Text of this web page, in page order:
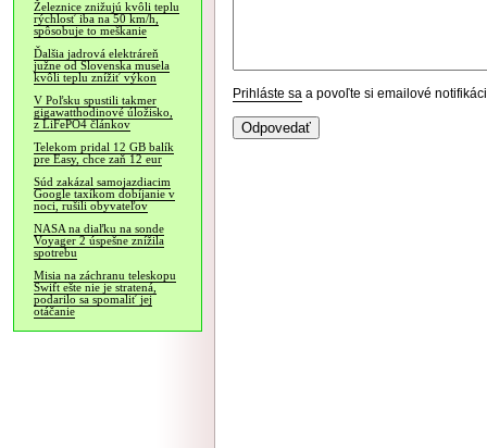
Železnice znižujú kvôli teplu
rýchlosť iba na 50 km/h,
spôsobuje to meškanie
Ďalšia jadrová elektráreň
južne od Slovenska musela
kvôli teplu znížiť výkon
V Poľsku spustili takmer
gigawatthodinové úložisko,
z LiFePO4 článkov
Telekom pridal 12 GB balík
pre Easy, chce zaň 12 eur
Súd zakázal samojazdiacim
Google taxíkom dobíjanie v
noci, rušili obyvateľov
NASA na diaľku na sonde
Voyager 2 úspešne znížila
spotrebu
Misia na záchranu teleskopu
Swift ešte nie je stratená,
podarilo sa spomaliť jej
otáčanie
Prihláste sa a povoľte si emailové